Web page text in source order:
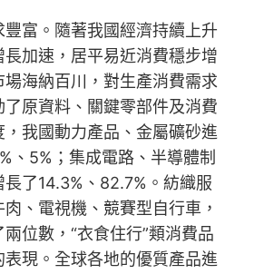
富。隨著我國經濟持續上升
加速，居平易近消費穩步增
海納百川，對生產消費需求
原資料、關鍵零部件及消費
我國動力產品、金屬礦砂進
、5%；集成電路、半導體制
了14.3%、82.7%。紡織服
、電視機、競賽型自行車，
位數，“衣食住行”類消費品
現。全球各地的優質產品進